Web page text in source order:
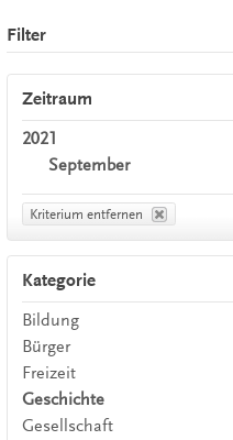
Filter
Zeitraum
2021
September
Kriterium entfernen
Kategorie
Bildung
Bürger
Freizeit
Geschichte
Gesellschaft